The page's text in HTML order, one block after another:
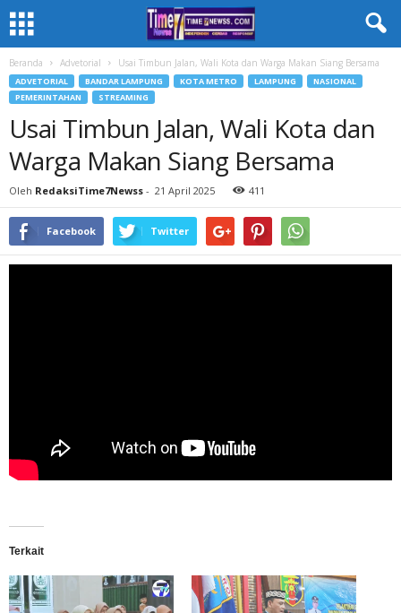
Beranda Advetorial Usai Timbun Jalan, Wali Kota dan Warga Makan Siang Bersama
ADVETORIAL BANDAR LAMPUNG KOTA METRO LAMPUNG
NASIONAL
PEMERINTAHAN
STREAMING
Usai Timbun Jalan, Wali Kota dan
Warga Makan Siang Bersama
Oleh RedaksiTime7Newss - 21 April 2025 411
Facebook Twitter
Terkait